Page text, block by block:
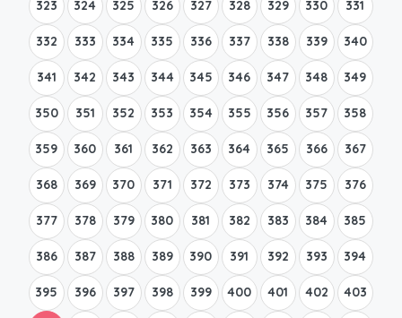
323 324 325 326 327 328 329 330 331
332 333 334 335 336 337 338 339 340
341 342 343 344 345 346 347 348 349
350 351 352 353 354 355 356 357 358
359 360 361 362 363 364 365 366 367
368 369 370 371 372 373 374 375 376
377 378 379 380 381 382 383 384 385
386 387 388 389 390 391 392 393 394
395 396 397 398 399 400 401 402 403